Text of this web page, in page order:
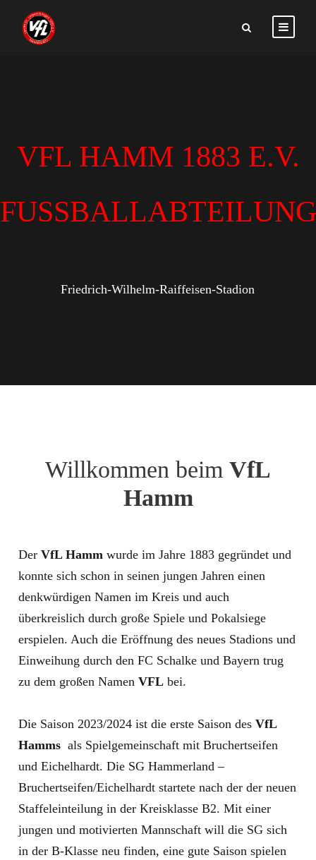
VFL HAMM 1883 E.V.
FUSSBALLABTEILUNG
Friedrich-Wilhelm-Raiffeisen-Stadion
Willkommen beim VfL
Hamm
Der VfL Hamm wurde im Jahre 1883 gegründet und
konnte sich schon in seinen jungen Jahren einen
denkwürdigen Namen im Kreis und auch
überkreislich durch große Spiele und Pokalsiege
erspielen. Auch die Eröffnung des neues Stadions und
Einweihung durch den FC Schalke und Bayern trug
zu dem großen Namen VFL bei.
Die Saison 2023/2024 ist die erste Saison des VfL
Hamms als Spielgemeinschaft mit Bruchertseifen
und Eichelhardt. Die SG Hammerland –
Bruchertseifen/Eichelhardt startete nach der der neuen
Staffeleinteilung in der Kreisklasse B2. Mit einer
jungen und motivierten Mannschaft will die SG sich
in der B-Klasse neu finden, eine gute Saison spielen